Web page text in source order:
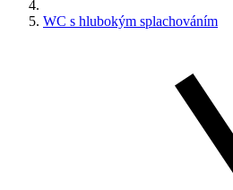
WC s hlubokým splachováním